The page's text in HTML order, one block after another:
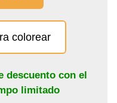
colorear
descuento con el
limitado